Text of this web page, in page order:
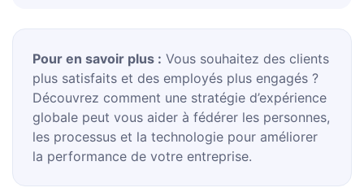
Pour en savoir plus : Vous souhaitez des clients
plus satisfaits et des employés plus engagés ?
Découvrez comment une stratégie d’expérience
globale peut vous aider à fédérer les personnes,
les processus et la technologie pour améliorer
la performance de votre entreprise.